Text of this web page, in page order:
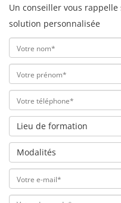
Un conseiller vous
solution personnalisée
Lieu de formation
Modalités